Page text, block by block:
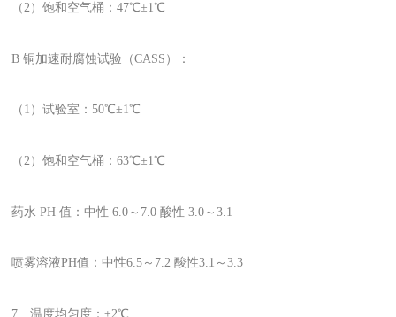
（2）饱和空气桶：47℃±1℃
B 铜加速耐腐蚀试验（CASS）：
（1）试验室：50℃±1℃
（2）饱和空气桶：63℃±1℃
药水 PH 值：中性 6.0～7.0 酸性 3.0～3.1
喷雾溶液PH值：中性6.5～7.2 酸性3.1～3.3
7、温度均匀度：±2℃